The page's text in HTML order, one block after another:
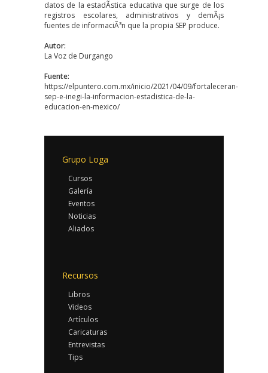
datos de la estadÃ­stica educativa que surge de los
registros escolares, administrativos y demÃ¡s
fuentes de informaciÃ³n que la propia SEP produce.
Autor:
La Voz de Durgango
Fuente:
https://elpuntero.com.mx/inicio/2021/04/09/fortaleceran-
sep-e-inegi-la-informacion-estadistica-de-la-
educacion-en-mexico/
Grupo Loga
Cursos
Galería
Eventos
Noticias
Aliados
Recursos
Libros
Videos
Artículos
Caricaturas
Entrevistas
Tips